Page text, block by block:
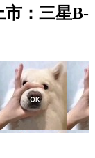
市：三星B-